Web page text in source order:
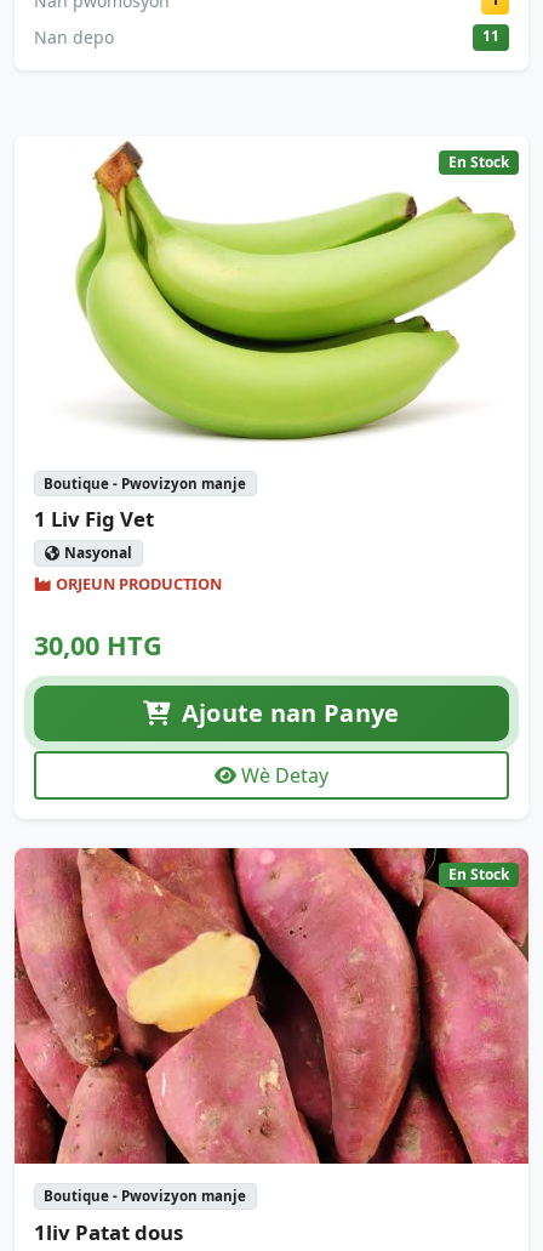
Nan depo 11
En Stock
Boutique - Pwovizyon manje
1 Liv Fig Vet
Nasyonal
ORJEUN PRODUCTION
30,00 HTG
Ajoute nan Panye
Wè Detay
En Stock
Boutique - Pwovizyon manje
1liv Patat dous